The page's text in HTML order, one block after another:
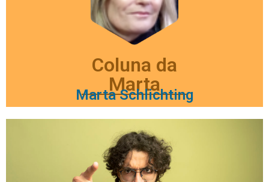
Coluna da
Marta
Marta Schlichting